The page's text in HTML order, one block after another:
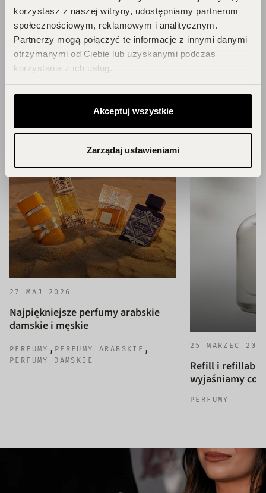
korzystasz z naszej witryny, udostępniamy partnerom
społecznościowym, reklamowym i analitycznym.
Partnerzy mogą połączyć te informacje z innymi danymi
otrzymanymi od Ciebie lub uzyskanymi podczas
korzystania z ich usług.
Akceptuj wszystkie
Zarządaj ustawieniami
Zainspiruj się!
27 MAJ 2026
Najpiękniejsze perfumy arabskie
damskie i męskie
PERFUMY , PERFUMY ARABSKIE ,
PERFUMY DAMSKIE
25 MARZEC
Refill i refillable
wyjaśniamy co
PERFUMY